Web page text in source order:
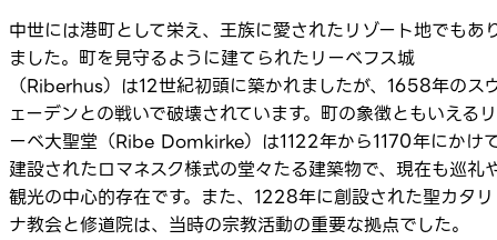
中世には港町として栄え、王族に愛されたリゾート地でもあ
ました。町を見守るように建てられたリーベフス城
（Riberhus）は12世紀初頭に築かれましたが、1658年のス
ェーデンとの戦いで破壊されています。町の象徴ともいえるリ
ーベ大聖堂（Ribe Domkirke）は1122年から1170年にかけ
建設されたロマネスク様式の堂々たる建築物で、現在も巡礼
観光の中心的存在です。また、1228年に創設された聖カタリ
ナ教会と修道院は、当時の宗教活動の重要な拠点でした。